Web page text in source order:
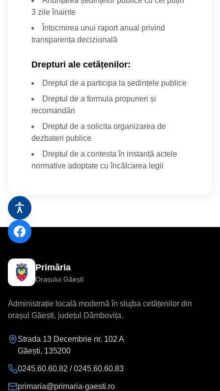
Stadionul Orășenesc
Bazin de Înot
3 zile înainte
Întocmirea unui raport anual privind
transparența decizională
Drepturi ale cetățenilor:
Dreptul de a participa la ședințele publice
Dreptul de a formula propuneri și
recomandări
Dreptul de a solicita organizarea de
dezbateri publice
Dreptul de a contesta în instanță actele
normative adoptate cu încălcarea legii
Primăria
Orașului Găești
Administrație locală modernă în slujba cetățenilor din
orașul Găești, județul Dâmbovița.
Strada 13 Decembrie nr. 102 A
Găești, 135200
0245.60.60.82 / 0245.60.60.83
primaria@primaria-gaesti.ro